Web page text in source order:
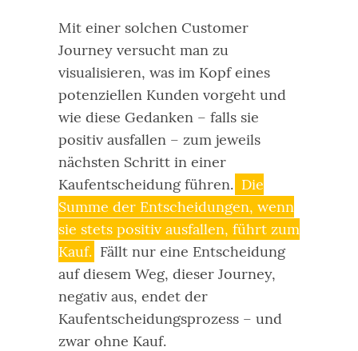
Mit einer solchen Customer
Journey versucht man zu
visualisieren, was im Kopf eines
potenziellen Kunden vorgeht und
wie diese Gedanken – falls sie
positiv ausfallen – zum jeweils
nächsten Schritt in einer
Kaufentscheidung führen. Die
Summe der Entscheidungen, wenn
sie stets positiv ausfallen, führt zum
Kauf. Fällt nur eine Entscheidung
auf diesem Weg, dieser Journey,
negativ aus, endet der
Kaufentscheidungsprozess – und
zwar ohne Kauf.